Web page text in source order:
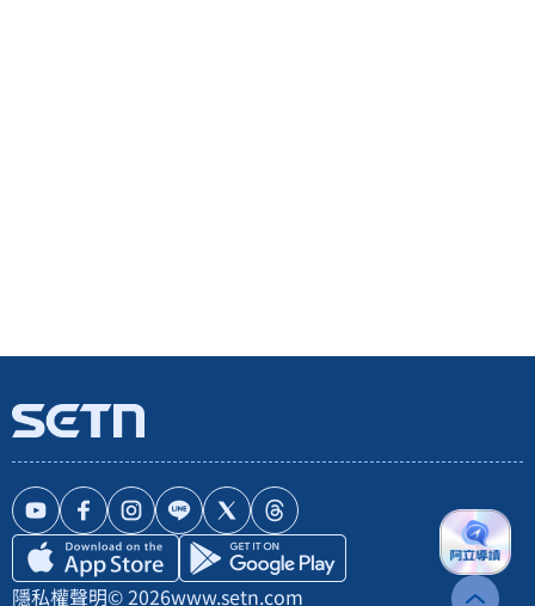
隱私權聲明© 2026www.setn.com